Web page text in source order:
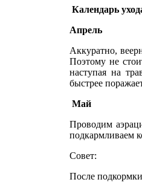
Календарь
Апрель
Аккуратно,
Поэтому не
наступая на
быстрее
Май
Проводим
подкармливаем
Совет:
После